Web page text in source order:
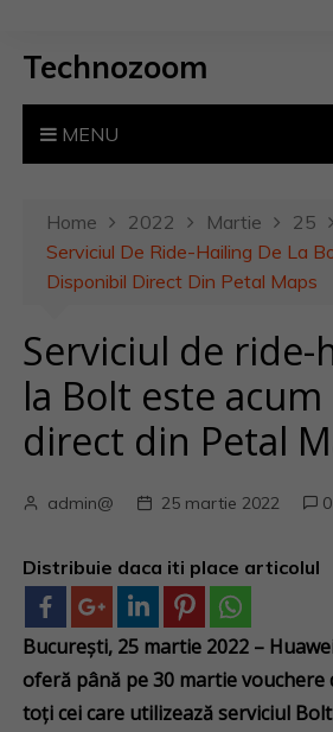
Technozoom
MENU
Home 2022 Martie
25
Serviciul De Ride-Hailing De La
Disponibil Direct Din Petal Maps
Serviciul de ride-
la Bolt este
direct din Petal
admin@ 25 martie 2022 0
Distribuie daca iti place articolul
București, 25 martie 2022 –
oferă până pe 30 martie
toți cei care utilizează serviciul